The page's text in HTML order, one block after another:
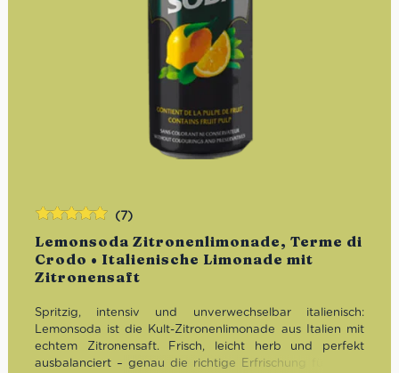
Lemonsoda Zitronenlimonade, Terme di
Crodo • Italienische Limonade mit
Zitronensaft
(7)
Spritzig, intensiv und unverwechselbar italienisch:
Lemonsoda ist die Kult-Zitronenlimonade aus Italien mit
echtem Zitronensaft. Frisch, leicht herb und perfekt
ausbalanciert – genau die richtige Erfrischung für heiße
mit5.00von
5